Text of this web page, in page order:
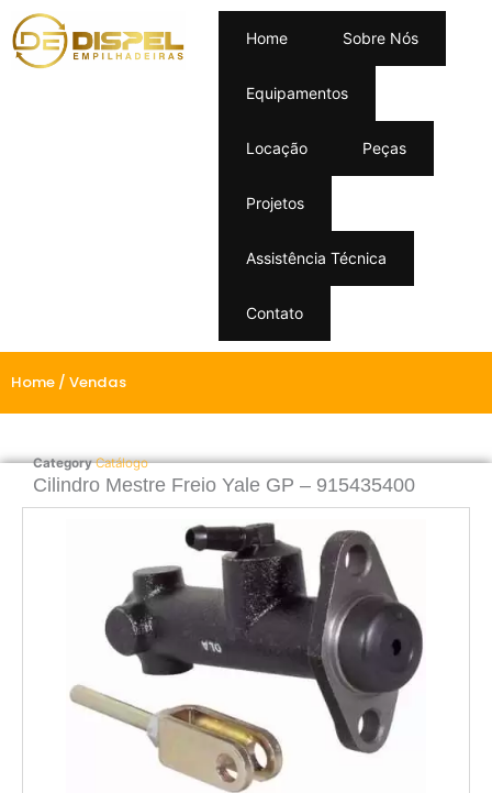
Home Sobre Nós
Equipamentos
Locação Peças
Projetos
Assistência Técnica
Contato
Home / Vendas
Cilindro Mestre Freio Yale GP – 915435400
Category Catálogo